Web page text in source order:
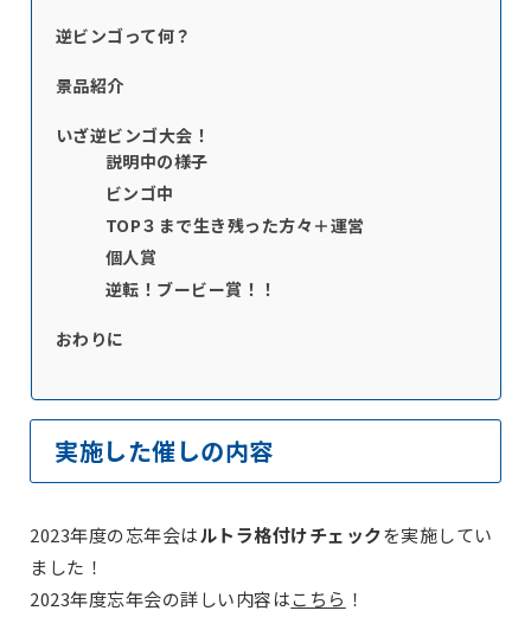
逆ビンゴって何？
景品紹介
いざ逆ビンゴ大会！
説明中の様子
ビンゴ中
TOP３まで生き残った方々＋運営
個人賞
逆転！ブービー賞！！
おわりに
実施した催しの内容
2023年度の忘年会はルトラ格付けチェックを実施してい
ました！
2023年度忘年会の詳しい内容はこちら ！